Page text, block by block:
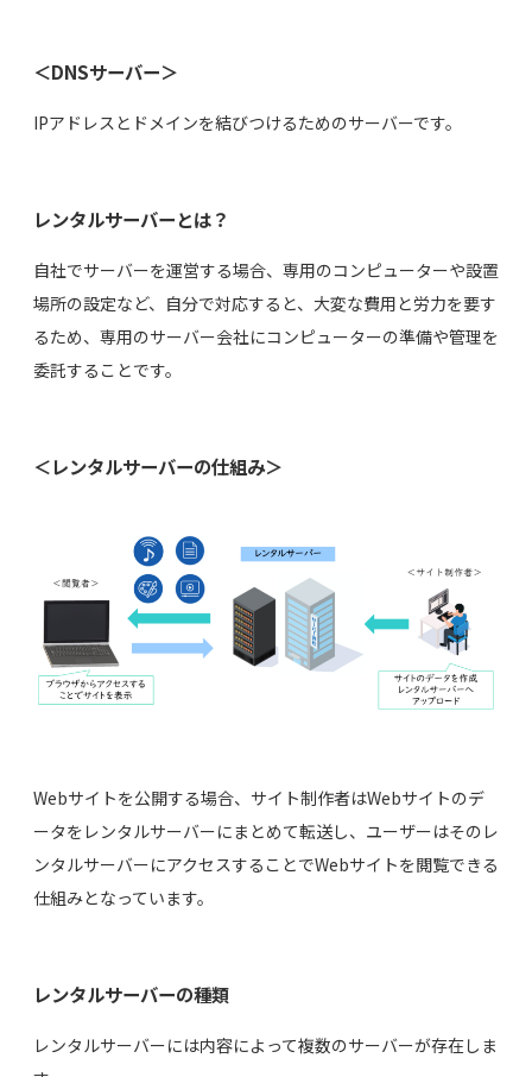
＜DNSサーバー＞
IPアドレスとドメインを結びつけるためのサーバーです。
レンタルサーバーとは？
自社でサーバーを運営する場合、専用のコンピューターや設置
場所の設定など、自分で対応すると、大変な費用と労力を要す
るため、専用のサーバー会社にコンピューターの準備や管理を
委託することです。
＜レンタルサーバーの仕組み＞
Webサイトを公開する場合、サイト制作者はWebサイトのデ
ータをレンタルサーバーにまとめて転送し、ユーザーはそのレ
ンタルサーバーにアクセスすることでWebサイトを閲覧できる
仕組みとなっています。
レンタルサーバーの種類
レンタルサーバーには内容によって複数のサーバーが存在しま